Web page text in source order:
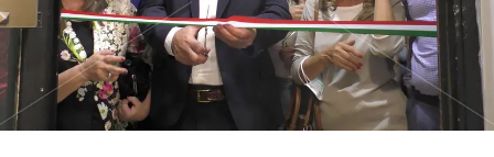
SPORT
Streaming